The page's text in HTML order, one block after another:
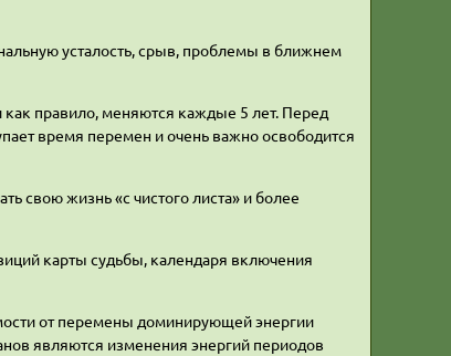
усталость, срыв, проблемы в ближнем
правило, меняются каждые 5 лет. Перед
время перемен и очень важно освободится
свою жизнь «с чистого листа» и более
карты судьбы, календаря включения
от перемены доминирующей энергии
являются изменения энергий периодов